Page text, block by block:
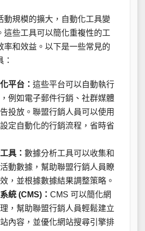
動規模的擴大，自動化工具變
這些工具可以簡化重複性的工
率和效益。以下是一些常見的
平台： 這些平台可以自動執行
例如電子郵件行銷、社群媒體
投放。聯盟行銷人員可以使用
定自動化的行銷流程，省時省
具： 數據分析工具可以收集和
動數據，幫助聯盟行銷人員瞭
，並根據數據結果調整策略。
統 (CMS)： CMS 可以簡化網
，幫助聯盟行銷人員輕鬆建立
內容，並優化網站搜尋引擎排